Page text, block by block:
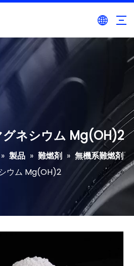
グネシウム Mg(OH)2
» 製品 » 難燃剤 » 無機系難燃剤
ウム Mg(OH)2